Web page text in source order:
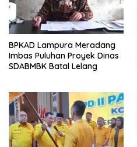
BPKAD Lampura Meradang
Imbas Puluhan Proyek Dinas
SDABMBK Batal Lelang